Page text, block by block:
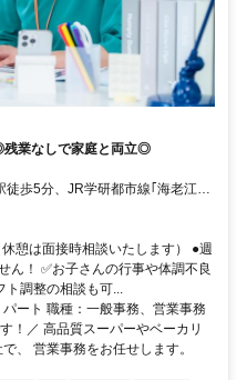
残業なしで家庭と両立◎
歩5分、JR学研都市線｢海老江｣
憩は面接時相談いたします） ●週
ん！ ✅お子さんの行事や体調不良
調整の相談も可...
ート 職種：一般事務、営業事務
！／ 高品質スーパーやベーカリ
、 営業事務をお任せします。